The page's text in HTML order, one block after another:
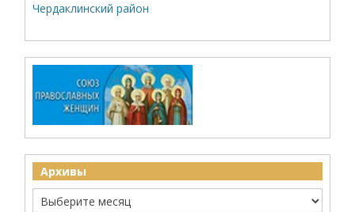
Чердаклинский район
Архивы